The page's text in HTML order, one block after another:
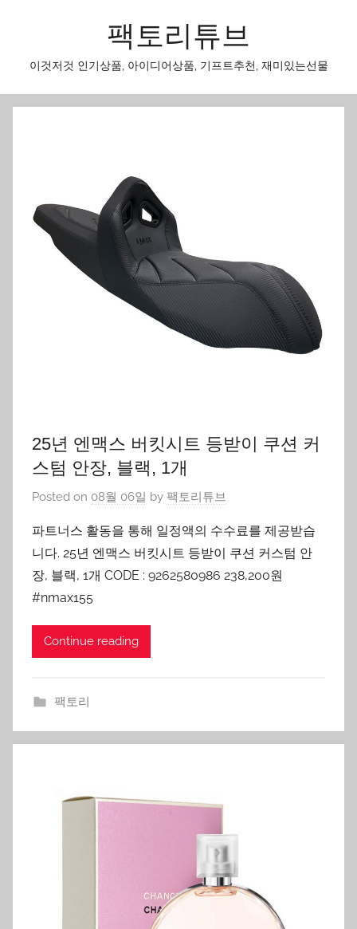
팩토리튜브
이것저것 인기상품, 아이디어상품, 기프트추천, 재미있는선물
25년 엔맥스 버킷시트 등받이 쿠션 커
스텀 안장, 블랙, 1개
Posted on 08월 06일 by 팩토리튜브
파트너스 활동을 통해 일정액의 수수료를 제공받습
니다. 25년 엔맥스 버킷시트 등받이 쿠션 커스텀 안
장, 블랙, 1개 CODE : 9262580986 238,200원
#nmax155
Continue reading
팩토리